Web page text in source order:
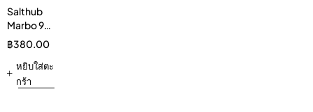
Salthub
Marbo 9K
กลิ่นโคล่า
9000 พัฟ
บุหรี่ไฟฟ้า
แบบใช้
฿380.00
หยิบใส่ตะ
กร้า